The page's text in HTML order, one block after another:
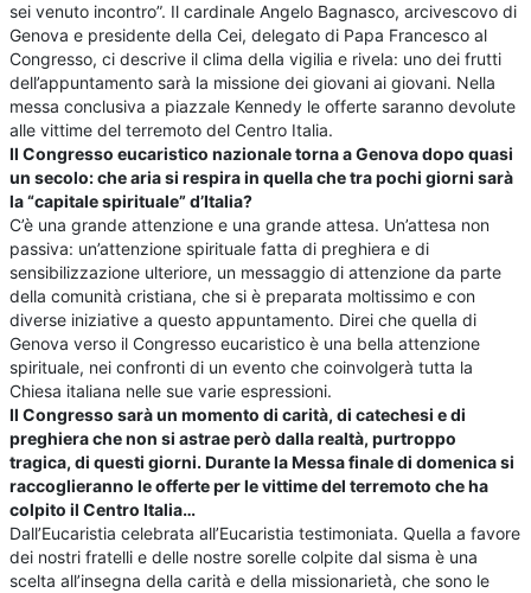
sei venuto incontro”. Il cardinale Angelo Bagnasco, arcivescovo di
Genova e presidente della Cei, delegato di Papa Francesco al
Congresso, ci descrive il clima della vigilia e rivela: uno dei frutti
dell’appuntamento sarà la missione dei giovani ai giovani. Nella
messa conclusiva a piazzale Kennedy le offerte saranno devolute
alle vittime del terremoto del Centro Italia.
Il Congresso eucaristico nazionale torna a Genova dopo quasi
un secolo: che aria si respira in quella che tra pochi giorni sarà
la “capitale spirituale” d’Italia?
C’è una grande attenzione e una grande attesa. Un’attesa non
passiva: un’attenzione spirituale fatta di preghiera e di
sensibilizzazione ulteriore, un messaggio di attenzione da parte
della comunità cristiana, che si è preparata moltissimo e con
diverse iniziative a questo appuntamento. Direi che quella di
Genova verso il Congresso eucaristico è una bella attenzione
spirituale, nei confronti di un evento che coinvolgerà tutta la
Chiesa italiana nelle sue varie espressioni.
Il Congresso sarà un momento di carità, di catechesi e di
preghiera che non si astrae però dalla realtà, purtroppo
tragica, di questi giorni. Durante la Messa finale di domenica si
raccoglieranno le offerte per le vittime del terremoto che ha
colpito il Centro Italia…
Dall’Eucaristia celebrata all’Eucaristia testimoniata. Quella a favore
dei nostri fratelli e delle nostre sorelle colpite dal sisma è una
scelta all’insegna della carità e della missionarietà, che sono le